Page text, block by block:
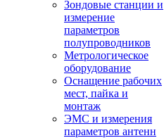
Зондовые станции и
измерение
параметров
полупроводников
Метрологическое
оборудование
Оснащение рабочих
мест, пайка и
монтаж
ЭМС и измерения
параметров антенн